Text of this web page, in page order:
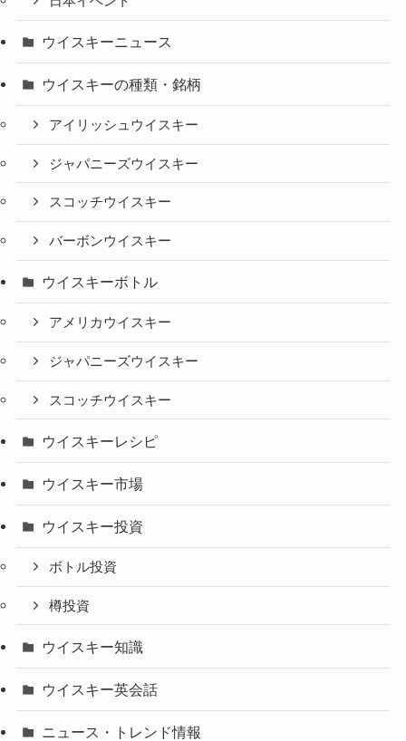
ウイスキーニュース
ウイスキーの種類・銘柄
アイリッシュウイスキー
ジャパニーズウイスキー
スコッチウイスキー
バーボンウイスキー
ウイスキーボトル
アメリカウイスキー
ジャパニーズウイスキー
スコッチウイスキー
ウイスキーレシピ
ウイスキー市場
ウイスキー投資
ボトル投資
樽投資
ウイスキー知識
ウイスキー英会話
ニュース・トレンド情報